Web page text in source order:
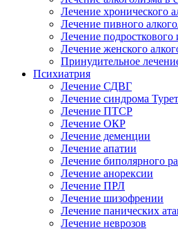
Лечение хронического
Лечение пивного
Лечение подросткового
Лечение женского
Принудительное
Психиатрия
Лечение СДВГ
Лечение синдрома
Лечение ПТСР
Лечение ОКР
Лечение деменции
Лечение апатии
Лечение биполярного
Лечение анорексии
Лечение ПРЛ
Лечение шизофрении
Лечение панических
Лечение неврозов